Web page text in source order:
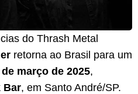
do Thrash Metal
retorna ao Brasil para um
de março de 2025,
Bar, em Santo André/SP.